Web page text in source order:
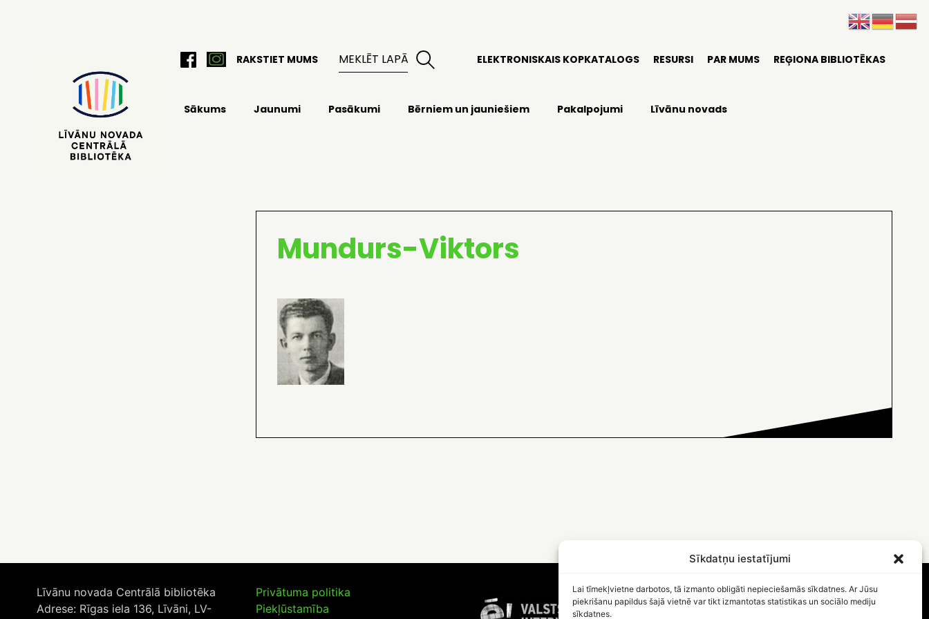
Sīkdatņu iestatījumi
Lai tīmekļvietne darbotos, tā izmanto obligāti nepieciešamās sīkdatnes. Ar Jūsu
piekrišanu papildus šajā vietnē var tikt izmantotas statistikas un sociālo mediju
sīkdatnes.
RAKSTIET MUMS ELEKTRONISKAIS KOPKATALOGS RESURSI PAR MUMS REĢIONA BIBLIOTĒKAS
Sākums Jaunumi Pasākumi Bērniem un jauniešiem Pakalpojumi Līvānu novads
Mundurs-Viktors
Līvānu novada Centrālā bibliotēka
Adrese: Rīgas iela 136, Līvāni, LV-
Privātuma politika
Piekļūstamība